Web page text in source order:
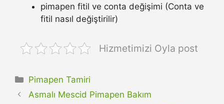
pimapen fitil ve conta değişimi (Conta ve
fitil nasıl değiştirilir)
Hizmetimizi Oyla post
Kategoriler
Pimapen Tamiri
Asmalı Mescid Pimapen Bakım